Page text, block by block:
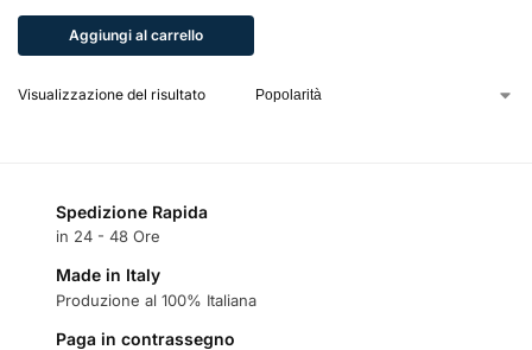
Aggiungi al carrello
Visualizzazione del risultato
Spedizione Rapida
in 24 - 48 Ore
Made in Italy
Produzione al 100% Italiana
Paga in contrassegno